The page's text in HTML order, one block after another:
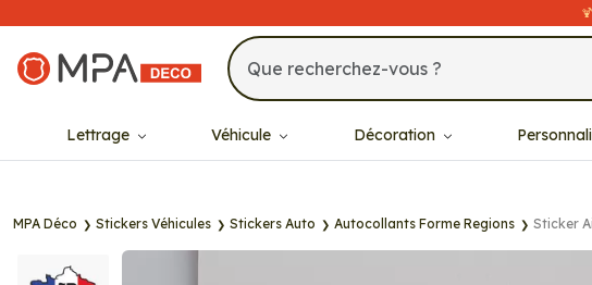
MPA Déco
Lettrage Véhicule Décoration
MPA Déco Stickers Véhicules Stickers Auto Autocollants Forme Regions Sticker